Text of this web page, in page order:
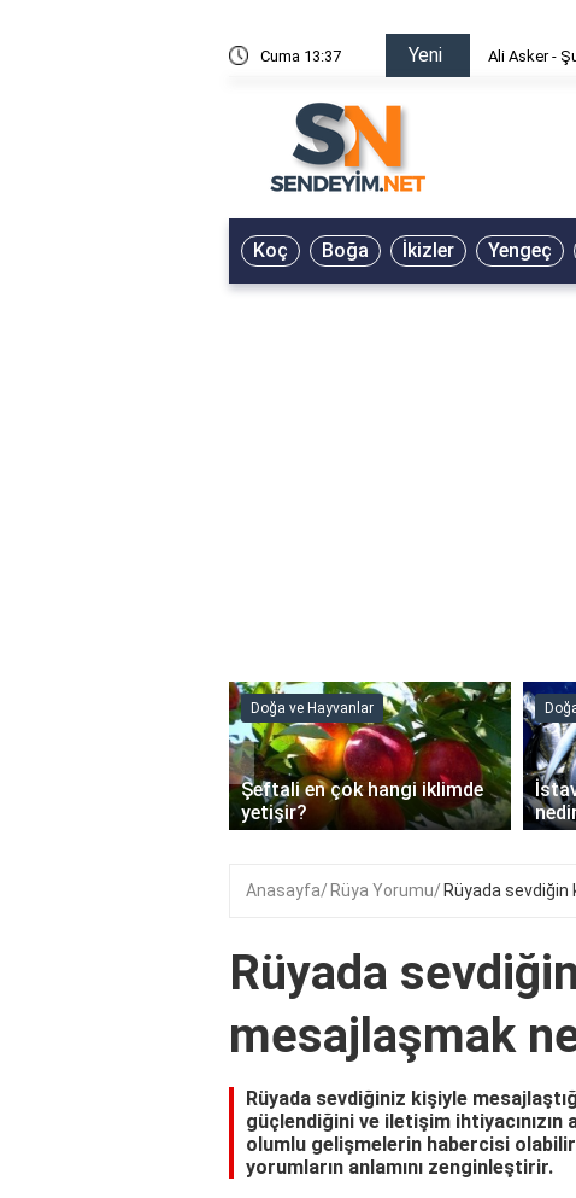
Cuma 13:37 Yeni Ali Asker -
Koç Boğa İkizler Yengeç
Doğa ve Hayvanlar
İstavrit balığının küçüğü
nedir?
‹
Anasayfa Rüya Yorumu Rüyada
Rüyada
mesajlaşmak
Rüyada sevdiğiniz kişiyle
güçlendiğini ve iletişim ihtiyacınızın
olumlu gelişmelerin habercisi
yorumların anlamını zenginleştirir.